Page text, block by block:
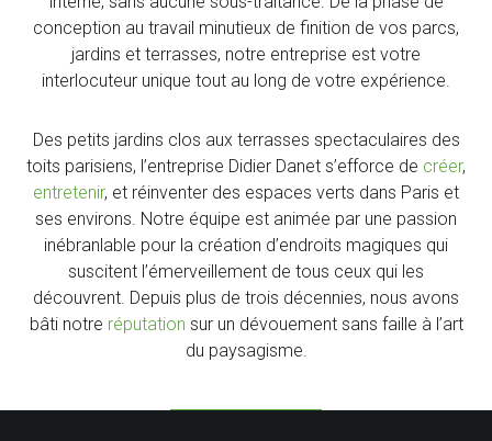
conception au travail minutieux de finition de vos parcs,
jardins et terrasses, notre entreprise est votre
interlocuteur unique tout au long de votre expérience.
Des petits jardins clos aux terrasses spectaculaires des
toits parisiens, l’entreprise Didier Danet s’efforce de créer,
entretenir, et réinventer des espaces verts dans Paris et
ses environs. Notre équipe est animée par une passion
inébranlable pour la création d’endroits magiques qui
suscitent l’émerveillement de tous ceux qui les
découvrent. Depuis plus de trois décennies, nous avons
bâti notre réputation sur un dévouement sans faille à l’art
du paysagisme.